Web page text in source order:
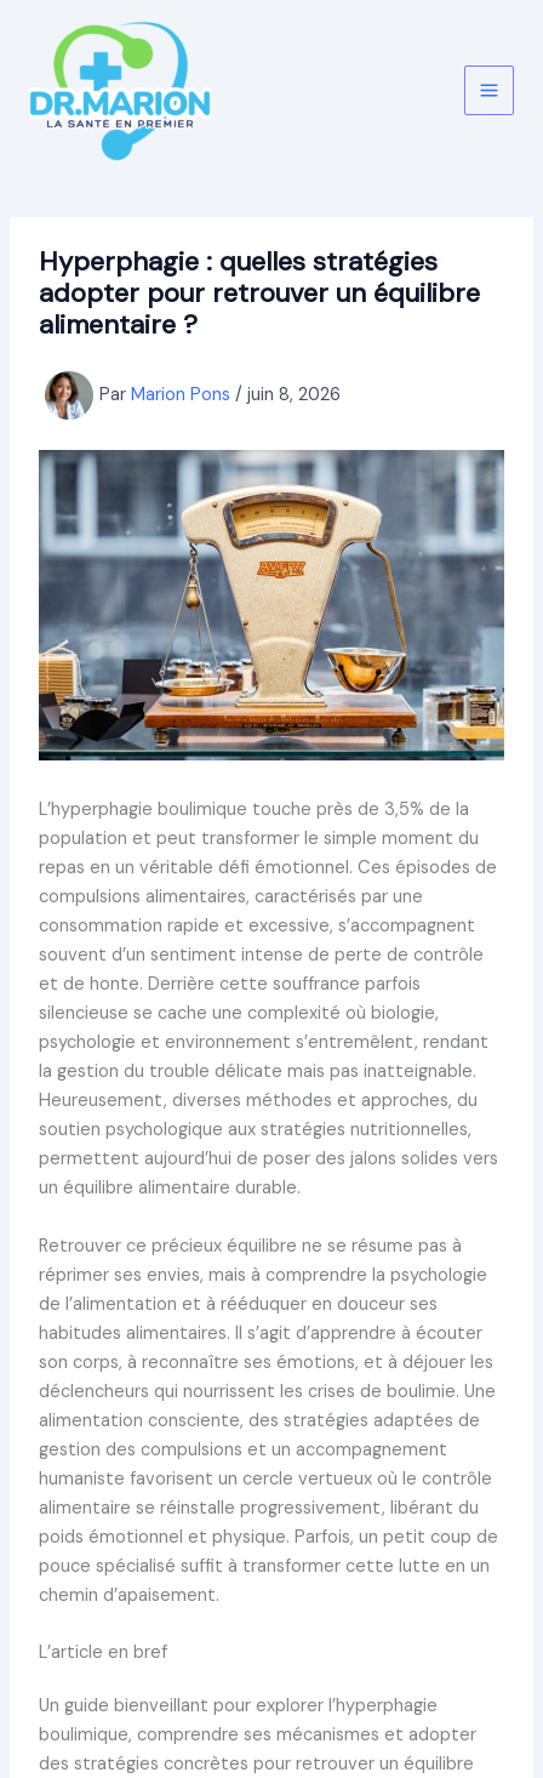
contenu
Hyperphagie : quelles stratégies
adopter pour retrouver un équilibre
alimentaire ?
Par Marion Pons / juin 8, 2026
L’hyperphagie boulimique touche près de 3,5% de la
population et peut transformer le simple moment du
repas en un véritable défi émotionnel. Ces épisodes de
compulsions alimentaires, caractérisés par une
consommation rapide et excessive, s’accompagnent
souvent d’un sentiment intense de perte de contrôle
et de honte. Derrière cette souffrance parfois
silencieuse se cache une complexité où biologie,
psychologie et environnement s’entremêlent, rendant
la gestion du trouble délicate mais pas inatteignable.
Heureusement, diverses méthodes et approches, du
soutien psychologique aux stratégies nutritionnelles,
permettent aujourd’hui de poser des jalons solides vers
un équilibre alimentaire durable.
Retrouver ce précieux équilibre ne se résume pas à
réprimer ses envies, mais à comprendre la psychologie
de l’alimentation et à rééduquer en douceur ses
habitudes alimentaires. Il s’agit d’apprendre à écouter
son corps, à reconnaître ses émotions, et à déjouer les
déclencheurs qui nourrissent les crises de boulimie. Une
alimentation consciente, des stratégies adaptées de
gestion des compulsions et un accompagnement
humaniste favorisent un cercle vertueux où le contrôle
alimentaire se réinstalle progressivement, libérant du
poids émotionnel et physique. Parfois, un petit coup de
pouce spécialisé suffit à transformer cette lutte en un
chemin d’apaisement.
L’article en bref
Un guide bienveillant pour explorer l’hyperphagie
boulimique, comprendre ses mécanismes et adopter
des stratégies concrètes pour retrouver un équilibre